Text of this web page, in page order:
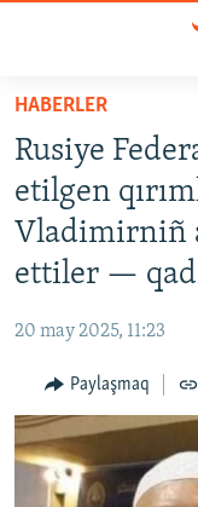
Esas
qaytmaq
Baş
navigatsiyağa
qaytmaq
Qıdıruvğa
SİYASET
İQTİSADİYAT
CEMİYET
İNSAN AQLARI
VİDEO
SÜRET
BLOGLAR
HABERLER
Rusiye
etilgen
Vladimirniñ
ettiler —
20 may 2025, 11:23
Paylaşmaq